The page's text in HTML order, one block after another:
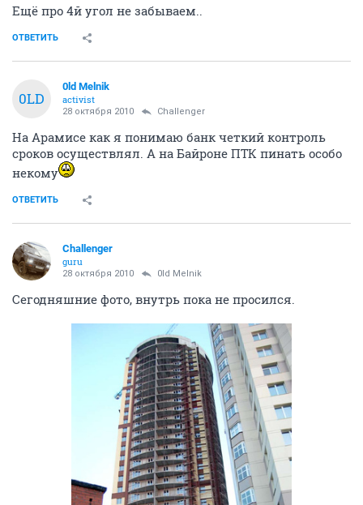
Ещё про 4й угол не забываем..
ОТВЕТИТЬ
0LD
0ld Melnik
activist
28 октября 2010 Challenger
На Арамисе как я понимаю банк четкий контроль
сроков осуществлял. А на Байроне ПТК пинать особо
некому
ОТВЕТИТЬ
Challenger
guru
28 октября 2010 0ld Melnik
Сегодняшние фото, внутрь пока не просился.